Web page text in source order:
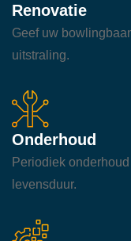
Renovatie
Geef uw
uitstraling.
Onderhoud
Periodiek
levensduur.